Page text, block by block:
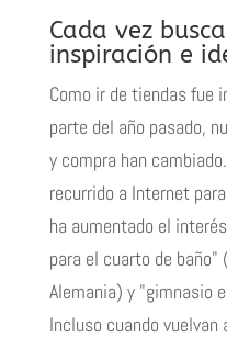
Cada vez
inspiración e
Como ir de tiendas fue
parte del año pasado,
y compra han
recurrido a Internet
ha aumentado el
para el cuarto de baño"
Alemania) y "gimnasio
Incluso cuando